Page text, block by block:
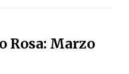
Rosa: Marzo